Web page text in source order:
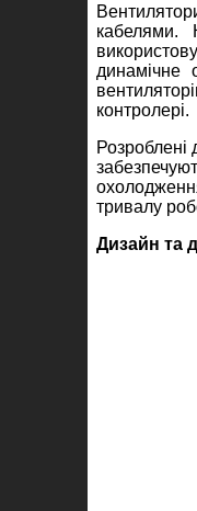
кабелями.
динамічне
контролері.
Розроблені
тривалу
Дизайн та